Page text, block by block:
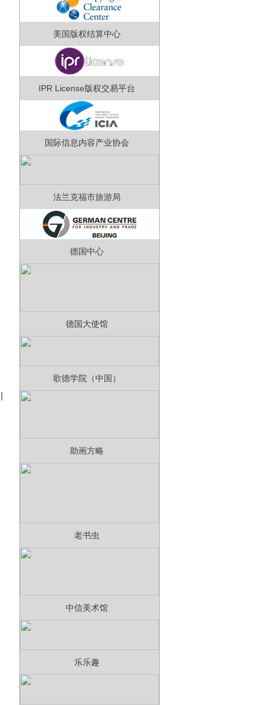
|
美国版权结算中心
IPR License版权交易平台
国际信息内容产业协会
法兰克福市旅游局
德国中心
德国大使馆
歌德学院（中国）
助画方略
老书虫
中信美术馆
乐乐趣